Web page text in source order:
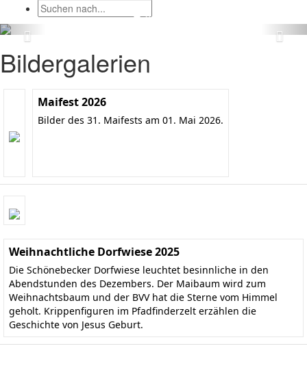
Bildergalerien
Maifest 2026
Bilder des 31. Maifests am 01. Mai 2026.
Weihnachtliche Dorfwiese 2025
Die Schönebecker Dorfwiese leuchtet besinnliche in den
Abendstunden des Dezembers. Der Maibaum wird zum
Weihnachtsbaum und der BVV hat die Sterne vom Himmel
geholt. Krippenfiguren im Pfadfinderzelt erzählen die
Geschichte von Jesus Geburt.